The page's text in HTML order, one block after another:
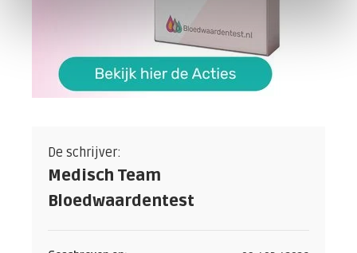
De schrijver:
Medisch Team
Bloedwaardentest